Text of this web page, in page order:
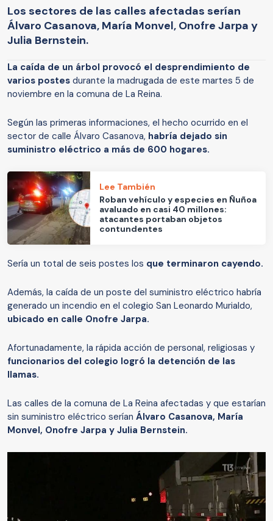
Los sectores de las calles afectadas serían
Álvaro Casanova, María Monvel, Onofre Jarpa y
Julia Bernstein.
La caída de un árbol provocó el desprendimiento de
varios postes durante la madrugada de este martes 5 de
noviembre en la comuna de La Reina.
Según las primeras informaciones, el hecho ocurrido en el
sector de calle Álvaro Casanova, habría dejado sin
suministro eléctrico a más de 600 hogares.
Lee También
Roban vehículo y especies en Ñuñoa
avaluado en casi 40 millones:
atacantes portaban objetos
contundentes
Sería un total de seis postes los que terminaron cayendo.
Además, la caída de un poste del suministro eléctrico habría
generado un incendio en el colegio San Leonardo Murialdo,
ubicado en calle Onofre Jarpa.
Afortunadamente, la rápida acción de personal, religiosas y
funcionarios del colegio logró la detención de las
llamas.
Las calles de la comuna de La Reina afectadas y que estarían
sin suministro eléctrico serían Álvaro Casanova, María
Monvel, Onofre Jarpa y Julia Bernstein.